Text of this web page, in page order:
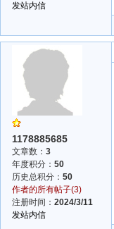
发站内信
1178885685
文章数： 3
年度积分： 50
历史总积分： 50
作者的所有帖子(3)
注册时间： 2024/3/11
发站内信